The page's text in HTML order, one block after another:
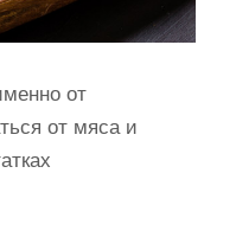
от
от мяса и